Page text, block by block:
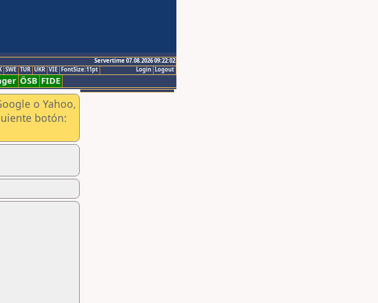
Servertime 07.08.2026 09:22:02
Logout
Login
SWE TUR UKR VIE FontSize:11pt
ÖSB FIDE
o Yahoo,
botón: